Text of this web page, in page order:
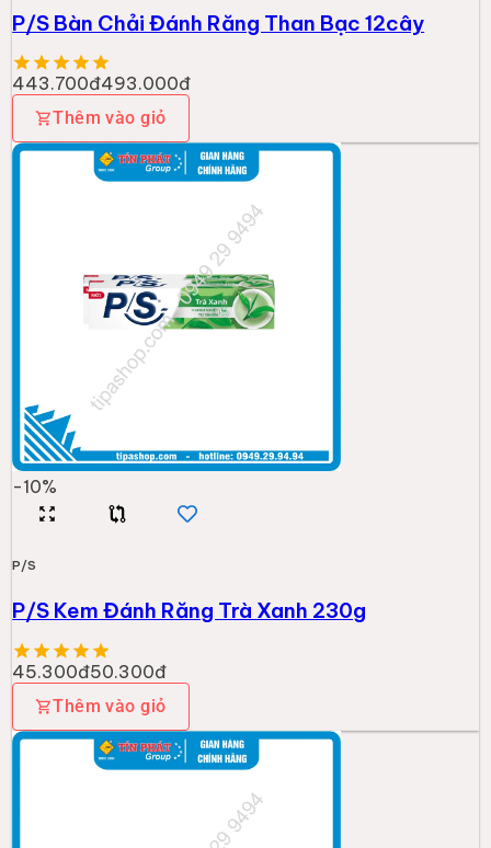
P/S Bàn Chải Đánh Răng Than Bạc 12cây
443.700đ493.000đ
Thêm vào giỏ
-10%
P/S
P/S Kem Đánh Răng Trà Xanh 230g
45.300đ50.300đ
Thêm vào giỏ